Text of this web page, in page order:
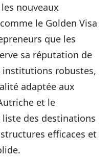
nouveaux
le Golden Visa
que les
sa réputation de
robustes,
adaptée aux
et le
des destinations
efficaces et